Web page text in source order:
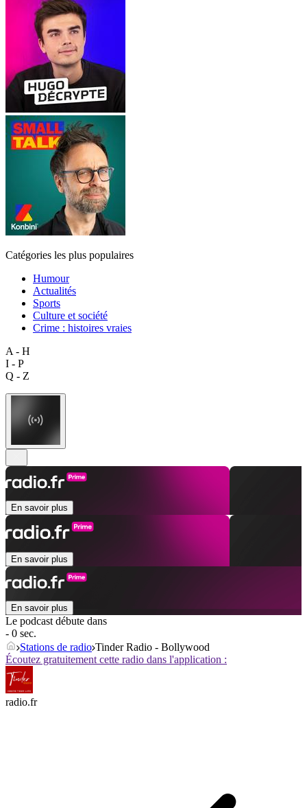
Catégories les plus populaires
Humour
Actualités
Sports
Culture et société
Crime : histoires vraies
A - H
I - P
Q - Z
En savoir plus
En savoir plus
En savoir plus
Le podcast débute dans
- 0 sec.
Stations de radio Tinder Radio - Bollywood
Écoutez gratuitement cette radio dans l'application :
radio.fr